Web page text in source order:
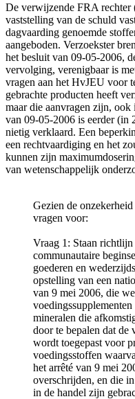
De verwijzende FRA rechter
vaststelling van de schuld
dagvaarding genoemde
aangeboden. Verzoekster
het besluit van 09-05-2006,
vervolging, verenigbaar is
vragen aan het HvJEU voor
gebrachte producten heeft
maar die aanvragen zijn,
van 09-05-2006 is eerder (in
nietig verklaard. Een
een rechtvaardiging en het
kunnen zijn
van wetenschappelijk
Gezien de
vragen voor:
Vraag 1: Staan
communautaire
goederen en
opstelling van een
van 9 mei 2006, die
mineralen die
door te bepalen dat de
wordt toegepast voor
voedingsstoffen
het arrêté van 9 mei
overschrijden, en die
in de handel zijn